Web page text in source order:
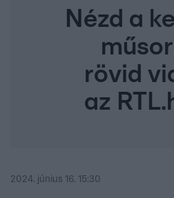
Nézd a
rövid
az
2024. június 16. 15:30